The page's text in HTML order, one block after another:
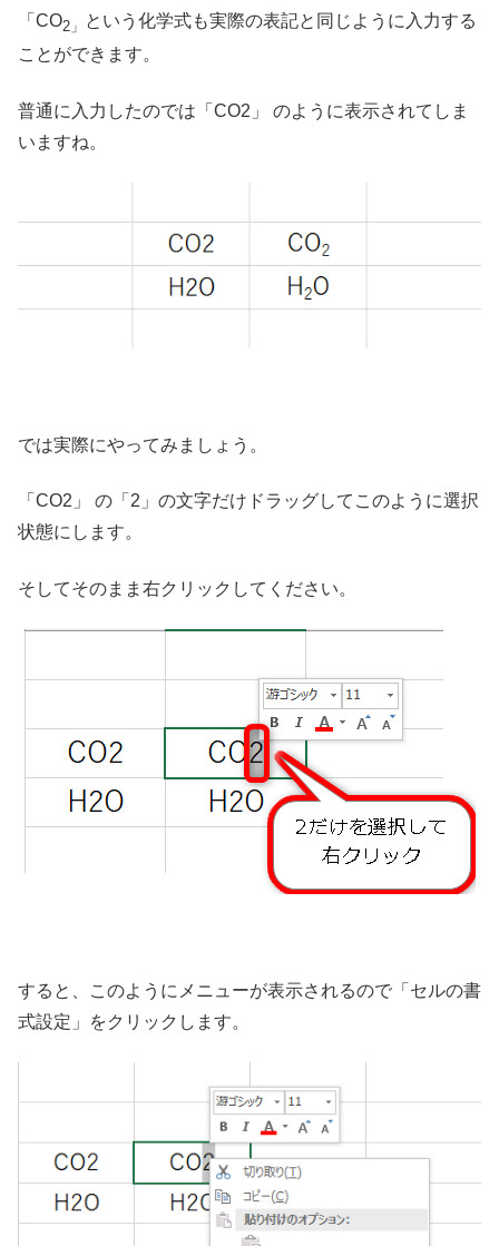
「CO2」 という化学式も実際の表記と同じように入力する
ことができます。
普通に入力したのでは「CO2」 のように表示されてしま
いますね。
では実際にやってみましょう。
「CO2」 の「2」の文字だけドラッグしてこのように選択
状態にします。
そしてそのまま右クリックしてください。
すると、このようにメニューが表示されるので「セルの書
式設定」をクリックします。